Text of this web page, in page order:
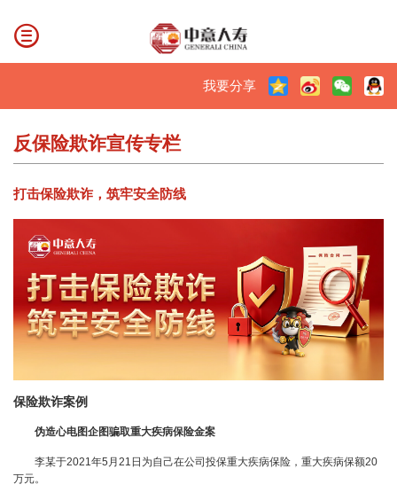
我要分享
反保险欺诈宣传专栏
打击保险欺诈，筑牢安全防线
保险欺诈案例
伪造心电图企图骗取重大疾病保险金案
李某于2021年5月21日为自己在公司投保重大疾病保险，重大疾病保额20
万元。